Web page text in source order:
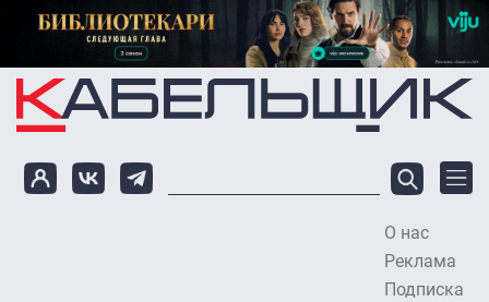
Перейти к основному содержанию
О нас
Реклама
Подписка